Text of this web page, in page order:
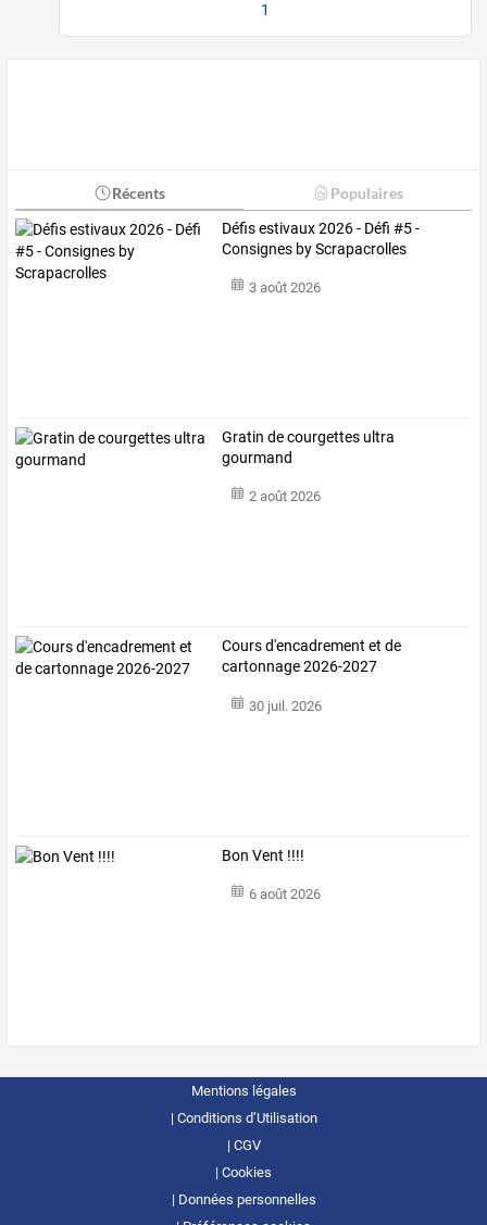
1
Récents Populaires
Défis estivaux 2026 - Défi #5 -
Consignes by Scrapacrolles
3 août 2026
Gratin de courgettes ultra
gourmand
2 août 2026
Cours d'encadrement et de
cartonnage 2026-2027
30 juil. 2026
Bon Vent !!!!
6 août 2026
Mentions légales
Conditions d’Utilisation
CGV
Cookies
Données personnelles